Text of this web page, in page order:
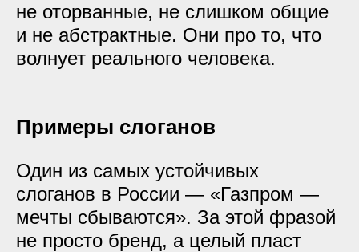
не оторванные, не слишком общие
и не абстрактные. Они про то, что
волнует реального человека.
Примеры слоганов
Один из самых устойчивых
слоганов в России — «Газпром —
мечты сбываются». За этой фразой
не просто бренд, а целый пласт